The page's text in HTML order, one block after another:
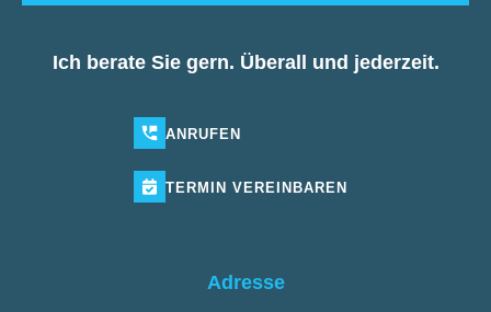
Ich berate Sie gern. Überall und jederzeit.
ANRUFEN
TERMIN VEREINBAREN
Adresse